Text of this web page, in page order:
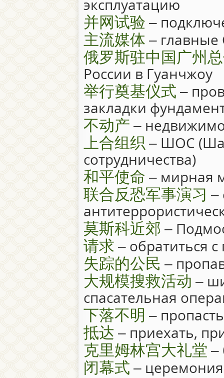
эксплуатацию
并网试验 –
主流媒体 –
俄罗斯驻中国广州
России в Гуанчжоу
举行奠基仪式 –
закладки
不动产 –
上合组织 – ШОС
сотрудничества)
和平使命 – мирная
联合反恐军事演习 –
莫斯科近郊 –
请求 – обратиться
失踪的公民 –
大规模搜救活动 –
спасательная
下落不明 –
抵达 – приехать,
克里姆林宫大礼堂 –
闭幕式 –